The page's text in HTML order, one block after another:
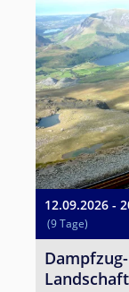
12.09.2026 -
(9 Tage)